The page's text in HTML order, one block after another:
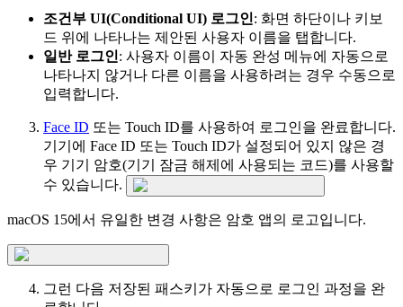
조건부 UI(Conditional UI) 로그인: 화면 하단이나 키보
드 위에 나타나는 제안된 사용자 이름을 탭합니다.
일반 로그인: 사용자 이름이 자동 완성 메뉴에 자동으로
나타나지 않거나 다른 이름을 사용하려는 경우 수동으로
입력합니다.
Face ID 또는 Touch ID를 사용하여 로그인을 완료합니다.
기기에 Face ID 또는 Touch ID가 설정되어 있지 않은 경
우 기기 암호(기기 잠금 해제에 사용되는 코드)를 사용할
수 있습니다.
macOS 15에서 유일한 변경 사항은 암호 앱의 로고입니다.
그런 다음 저장된 패스키가 자동으로 로그인 과정을 완